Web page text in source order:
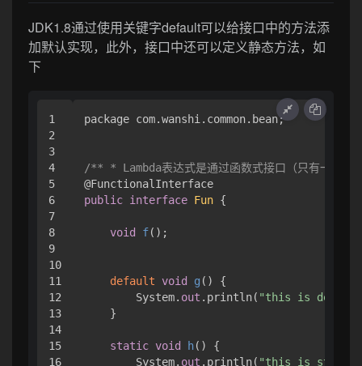
JDK1.8通过使用关键字default可以给接口中的方法添
加默认实现，此外，接口中还可以定义静态方法，如
下
1
2
3
4
5
6
7
8
9
10
11
12
13
14
15
16
package com.wanshi.common.bean;
/** * Lambda表达式是通过函数式接口（只有一个
public interface Fun {
void f() ;
default void g ()
{
        System.
out .println( "this is default
    }
static void h()
{
        System.
out .println( "this is static